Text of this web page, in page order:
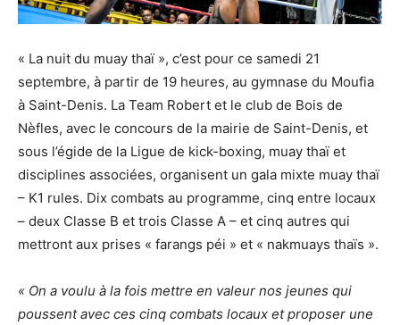
« La nuit du muay thaï », c’est pour ce samedi 21
septembre, à partir de 19 heures, au gymnase du Moufia
à Saint-Denis. La Team Robert et le club de Bois de
Nèfles, avec le concours de la mairie de Saint-Denis, et
sous l’égide de la Ligue de kick-boxing, muay thaï et
disciplines associées, organisent un gala mixte muay thaï
– K1 rules. Dix combats au programme, cinq entre locaux
– deux Classe B et trois Classe A – et cinq autres qui
mettront aux prises « farangs péi » et « nakmuays thaïs ».
« On a voulu à la fois mettre en valeur nos jeunes qui
poussent avec ces cinq combats locaux et proposer une